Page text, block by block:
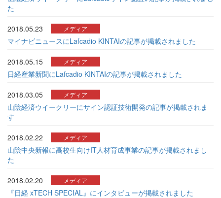
た
2018.05.23 メディア
マイナビニュースにLafcadio KINTAIの記事が掲載されました
2018.05.15 メディア
日経産業新聞にLafcadio KINTAIの記事が掲載されました
2018.03.05 メディア
山陰経済ウイークリーにサイン認証技術開発の記事が掲載されま
す
2018.02.22 メディア
山陰中央新報に高校生向けIT人材育成事業の記事が掲載されまし
た
2018.02.20 メディア
『日経 xTECH SPECIAL』にインタビューが掲載されました